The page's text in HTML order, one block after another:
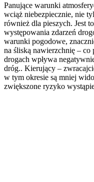
Panujące warunki
wciąż niebezpiecznie, nie
również dla pieszych. Jest
występowania zdarzeń
warunki pogodowe,
na śliską nawierzchnię – co
drogach wpływa
dróg.. Kierujący –
w tym okresie są mniej
zwiększone ryzyko